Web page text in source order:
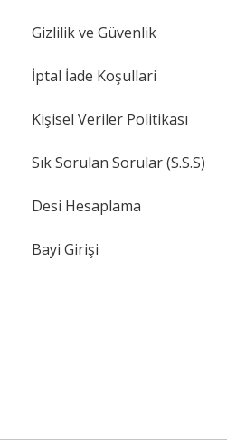
Gizlilik ve Güvenlik
İptal İade Koşullari
Kişisel Veriler Politikası
Sık Sorulan Sorular (S.S.S)
Desi Hesaplama
Bayi Girişi